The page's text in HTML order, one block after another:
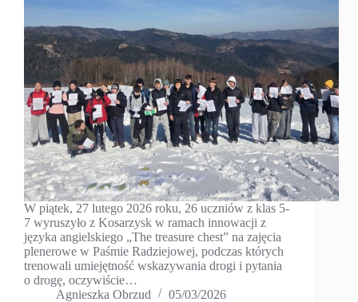
W piątek, 27 lutego 2026 roku, 26 uczniów z klas 5-
7 wyruszyło z Kosarzysk w ramach innowacji z
języka angielskiego „The treasure chest” na zajęcia
plenerowe w Paśmie Radziejowej, podczas których
trenowali umiejętność wskazywania drogi i pytania
o drogę, oczywiście…
Agnieszka Obrzud
05/03/2026